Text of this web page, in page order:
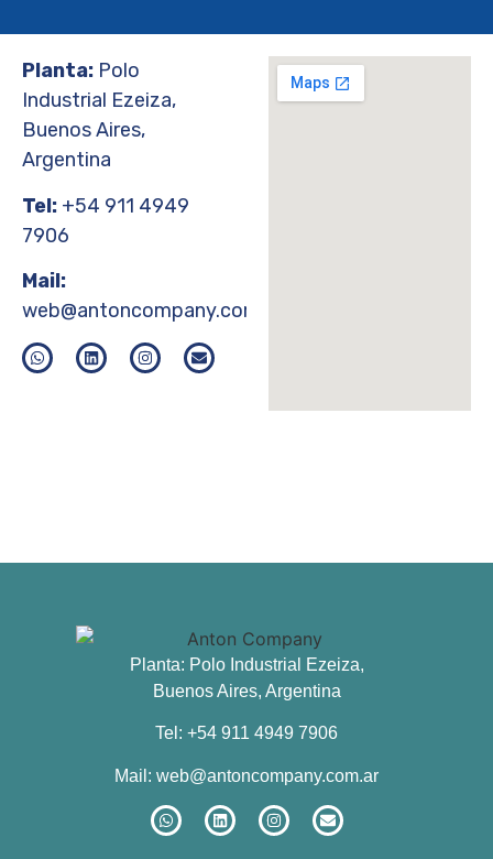
Planta: Polo
Industrial Ezeiza,
Buenos Aires,
Argentina
Tel: +54 911 4949
7906
Mail:
web@antoncompany.com.ar
Planta: Polo Industrial Ezeiza,
Buenos Aires, Argentina
Tel: +54 911 4949 7906
Mail: web@antoncompany.com.ar